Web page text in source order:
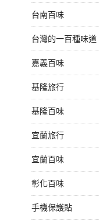
台南百味
台灣的一百種味道
嘉義百味
基隆旅行
基隆百味
宜蘭旅行
宜蘭百味
彰化百味
手機保護貼